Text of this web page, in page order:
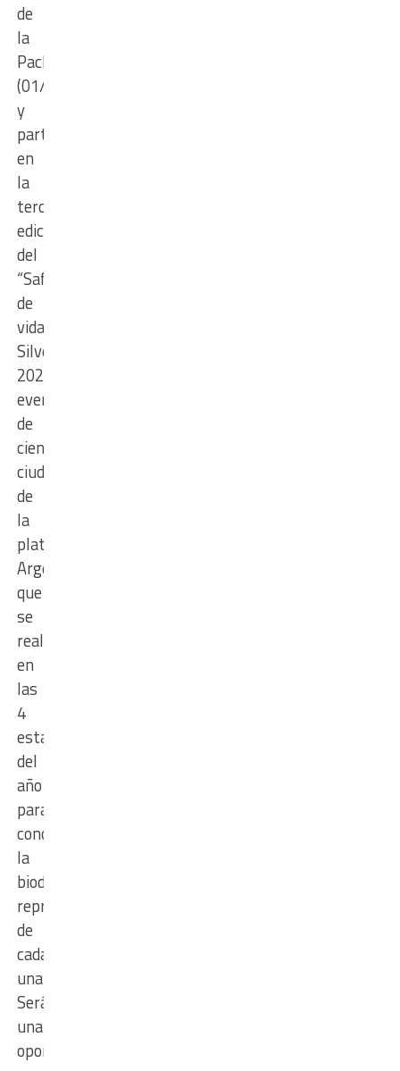
de
la
Pachamama
(01/08)
y
participar
en
la
tercera
edición
del
“Safari
de
vida
Silvestre
2024”,
evento
de
ciencia
ciudadana
de
la
plataforma
ArgeniNat,
que
se
realiza
en
las
4
estaciones
del
año
para
conocer
la
biodiversidad
representativa
de
cada
una.
Será
una
oportunidad